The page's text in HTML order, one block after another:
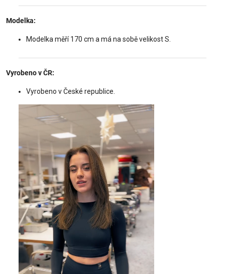
Modelka:
Modelka měří 170 cm a má na sobě velikost S.
Vyrobeno v ČR:
Vyrobeno v České republice.